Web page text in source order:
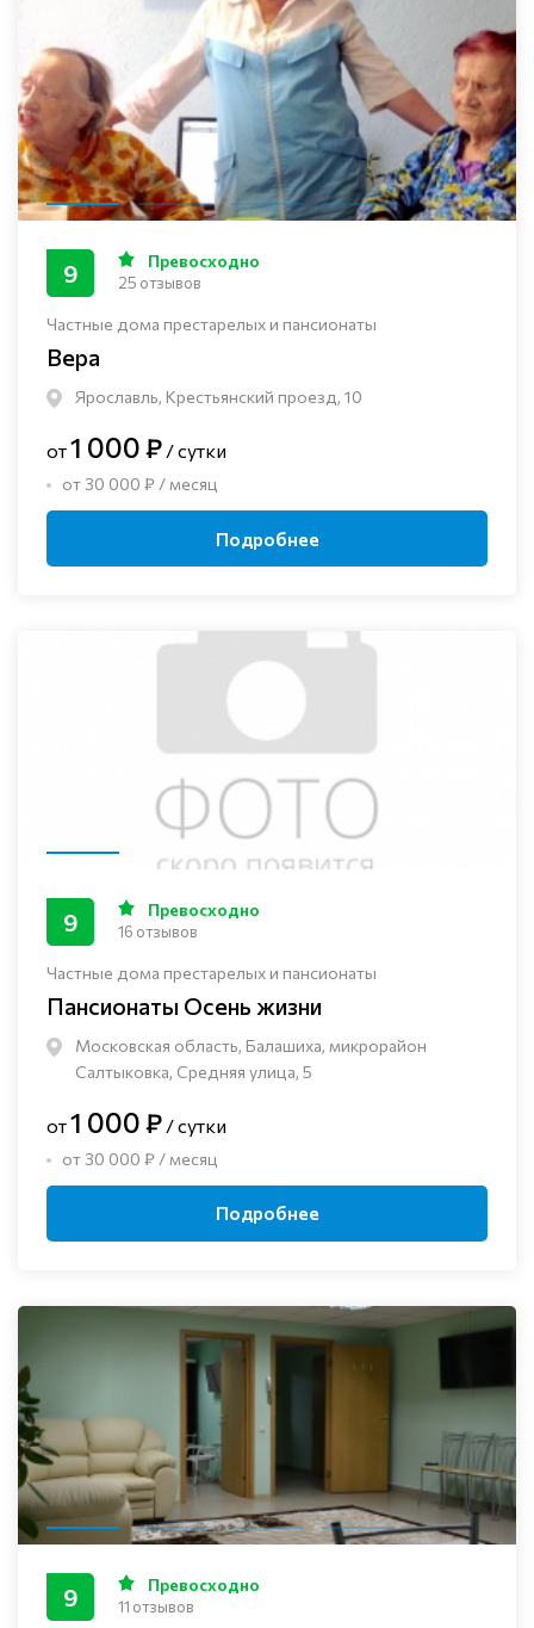
Частные дома престарелых и пансионаты
Вера
Ярославль, Крестьянский проезд, 10
9 Превосходно
25 отзывов
от1 000 ₽ / сутки
от 30 000 ₽ / месяц
Подробнее
Частные дома престарелых и пансионаты
Пансионаты Осень жизни
Московская область, Балашиха, микрорайон
Салтыковка, Средняя улица, 5
9 Превосходно
16 отзывов
от1 000 ₽ / сутки
от 30 000 ₽ / месяц
Подробнее
9 Превосходно
11 отзывов